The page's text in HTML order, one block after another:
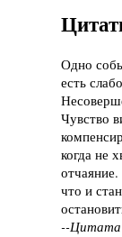
Одно
есть
Чувство
когда не
что и
--